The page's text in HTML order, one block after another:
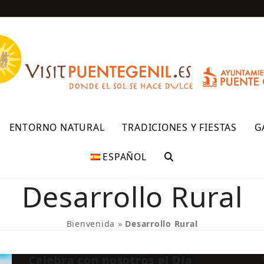
ENTORNO NATURAL TRADICIONES Y FIESTAS
ESPAÑOL
Desarrollo Rural
Bienvenida » Desarrollo Rural